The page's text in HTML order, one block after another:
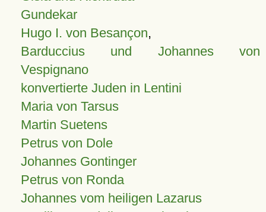
Gundekar
Hugo I. von Besançon,
Barduccius und Johannes von
Vespignano
konvertierte Juden in Lentini
Maria von Tarsus
Martin Suetens
Petrus von Dole
Johannes Gontinger
Petrus von Ronda
Johannes vom heiligen Lazarus